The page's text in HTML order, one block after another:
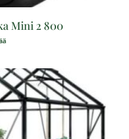
Mini 2 800